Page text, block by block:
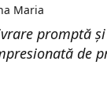
promptă
de
Maria